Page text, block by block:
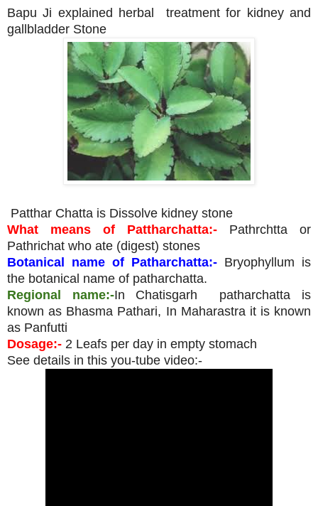
Bapu Ji explained herbal treatment for kidney and
gallbladder Stone
Patthar Chatta is Dissolve kidney stone
What means of Pattharchatta:- Pathrchtta or
Pathrichat who ate (digest) stones
Botanical name of Patharchatta:- Bryophyllum is
the botanical name of patharchatta.
Regional name:-In Chatisgarh patharchatta is
known as Bhasma Pathari, In Maharastra it is known
as Panfutti
Dosage:- 2 Leafs per day in empty stomach
See details in this you-tube video:-